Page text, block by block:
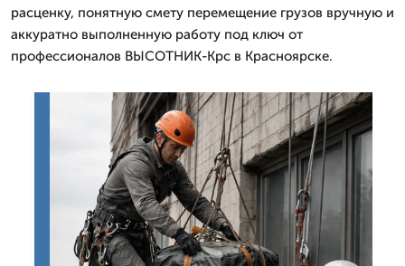
расценку, понятную смету перемещение грузов вручную и
аккуратно выполненную работу под ключ от
профессионалов ВЫСОТНИК-Крс в Красноярске.